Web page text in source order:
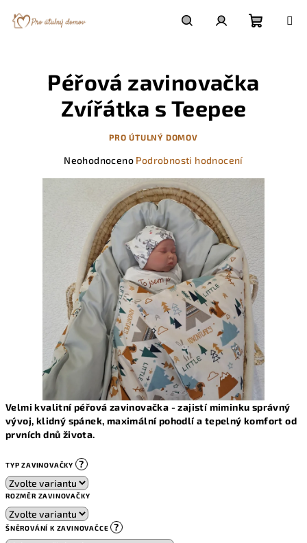
košík
Velmi kvalitní péřová zavinovačka - zajistí miminku správný
vývoj, klidný spánek, maximální pohodlí a tepelný komfort od
prvních dnů života.
TYP ZAVINOVAČKY ?
ROZMĚR ZAVINOVAČKY
ŠNĚROVÁNÍ K ZAVINOVAČCE ?
Péřová zavinovačka
Zvířátka s Teepee
PRO ÚTULNÝ DOMOV
Průměrné
hvězdiček.
Neohodnoceno Podrobnosti hodnocení